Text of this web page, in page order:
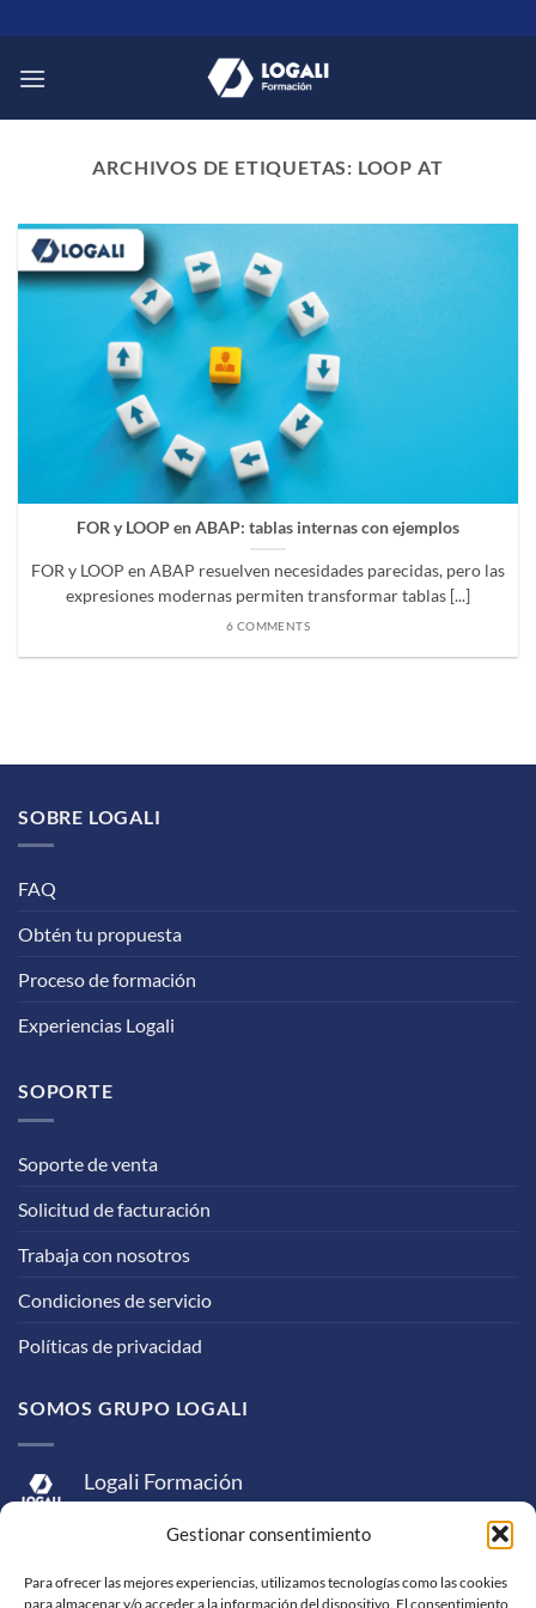
Gestionar consentimiento
Para ofrecer las mejores experiencias, utilizamos tecnologías como las cookies
para almacenar y/o acceder a la información del dispositivo. El consentimiento
al
contenido
ARCHIVOS DE ETIQUETAS: LOOP AT
FOR y LOOP en ABAP: tablas internas con ejemplos
FOR y LOOP en ABAP resuelven necesidades parecidas, pero las
expresiones modernas permiten transformar tablas [...]
6 COMMENTS
SOBRE LOGALI
FAQ
Obtén tu propuesta
Proceso de formación
Experiencias Logali
SOPORTE
Soporte de venta
Solicitud de facturación
Trabaja con nosotros
Condiciones de servicio
Políticas de privacidad
SOMOS GRUPO LOGALI
Logali Formación
Logali Consultoría
Logali Ingeniería